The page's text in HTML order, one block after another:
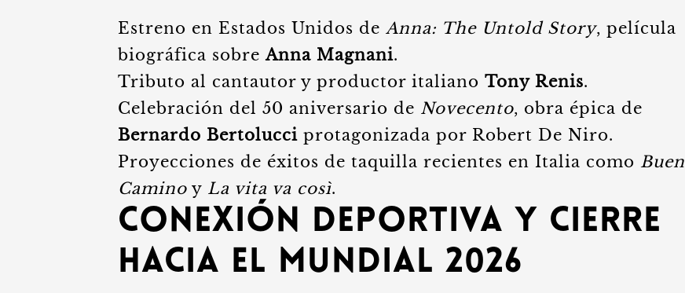
Estreno en Estados Unidos de Anna: The Untold Story, película
biográfica sobreAnna Magnani.
Tributo al cantautor y productor italiano Tony Renis.
Celebración del 50 aniversario de Novecento, obra épica de
Bernardo Bertolucci protagonizada por Robert De Niro.
Proyecciones de éxitos de taquilla recientes en Italia como Buen
Camino y La vita va così.
Conexión deportiva y cierre
hacia el Mundial 2026